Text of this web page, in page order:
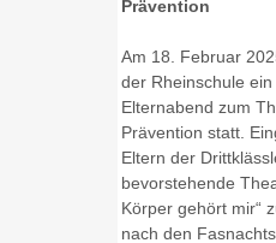
Prävention
Am 18. Februar
der Rheinschule
Elternabend zum
Prävention statt.
Eltern der
bevorstehende
Körper gehört mir“
nach den